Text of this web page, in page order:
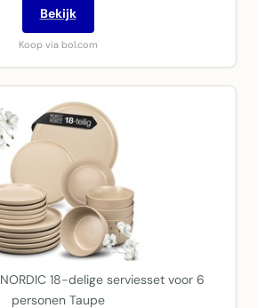
Bekijk
Koop via bol.com
18-delige serviesset voor 6
personen Taupe